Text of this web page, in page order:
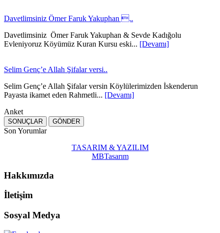
Davetlimsiniz Ömer Faruk Yakuphan ..
Davetlimsiniz Ömer Faruk Yakuphan & Sevde Kadığolu
Evleniyoruz Köyümüz Kuran Kursu eski... [Devamı]
Selim Genç’e Allah Şifalar versi..
Selim Genç’e Allah Şifalar versin Köylülerimizden İskenderun
Payasta ikamet eden Rahmetli... [Devamı]
Anket
Son Yorumlar
TASARIM & YAZILIM
MBTasarım
Hakkımızda
İletişim
Sosyal Medya